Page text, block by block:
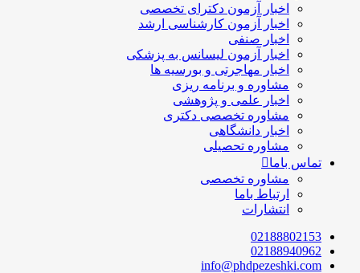
اخبار آزمون دکترای تخصصی
اخبار آزمون کارشناسی ارشد
اخبار صنفی
اخبار آزمون لیسانس به پزشکی
اخبار مهاجرتی و بورسیه ها
مشاوره و برنامه ریزی
اخبار علمی و پژوهشی
مشاوره تخصصی دکتری
اخبار دانشگاهی
مشاوره تحصیلی
تماس باما
مشاوره تخصصی
ارتباط باما
انتشارات
02188802153
02188940962
info@phdpezeshki.com